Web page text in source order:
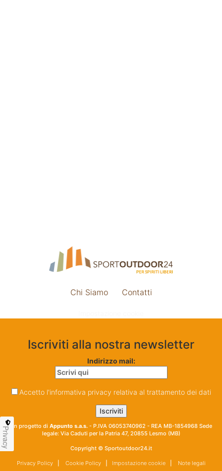
Chi Siamo Contatti
Iscriviti alla nostra newsletter
Indirizzo mail:
Accetto l'informativa privacy relativa al trattamento dei dati
Un progetto di Appunto s.a.s. - P.IVA 06053740962 - REA MB-1854968 Sede
legale: Via Caduti per la Patria 47, 20855 Lesmo (MB)
Copyright © Sportoutdoor24.it
Privacy Policy| Cookie Policy| Impostazione cookie| Note legali
Privacy